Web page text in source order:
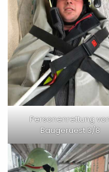
Personenrettung
Baugeruest 3/8